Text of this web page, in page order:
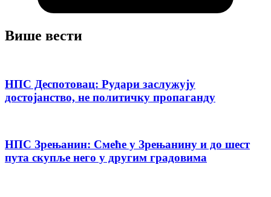
Више вести
НПС Деспотовац: Рудари заслужују
достојанство, не политичку пропаганду
НПС Зрењанин: Смеће у Зрењанину и до шест
пута скупље него у другим градовима